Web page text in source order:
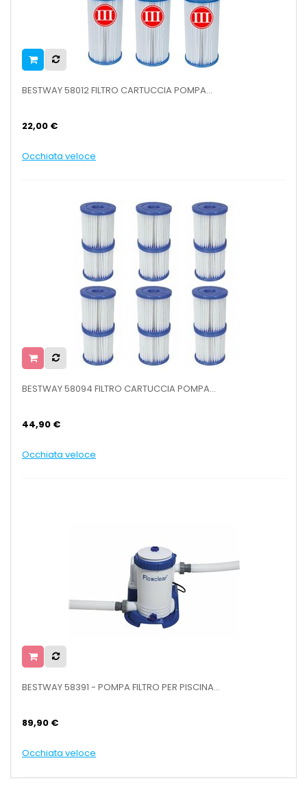
BESTWAY 58012 FILTRO CARTUCCIA POMPA...
22,00 €
Occhiata veloce
BESTWAY 58094 FILTRO CARTUCCIA POMPA...
44,90 €
Occhiata veloce
BESTWAY 58391 - POMPA FILTRO PER PISCINA...
89,90 €
Occhiata veloce